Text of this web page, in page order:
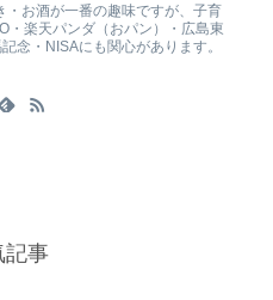
お酒が一番の趣味ですが、子育
・楽天パンダ（おパン）・広島東
念・NISAにも関心があります。
記事